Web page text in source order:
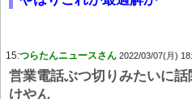
15:つらたんニュースさん 2022/03/07(月)
営業電話ぶつ切りみたいに
けやん